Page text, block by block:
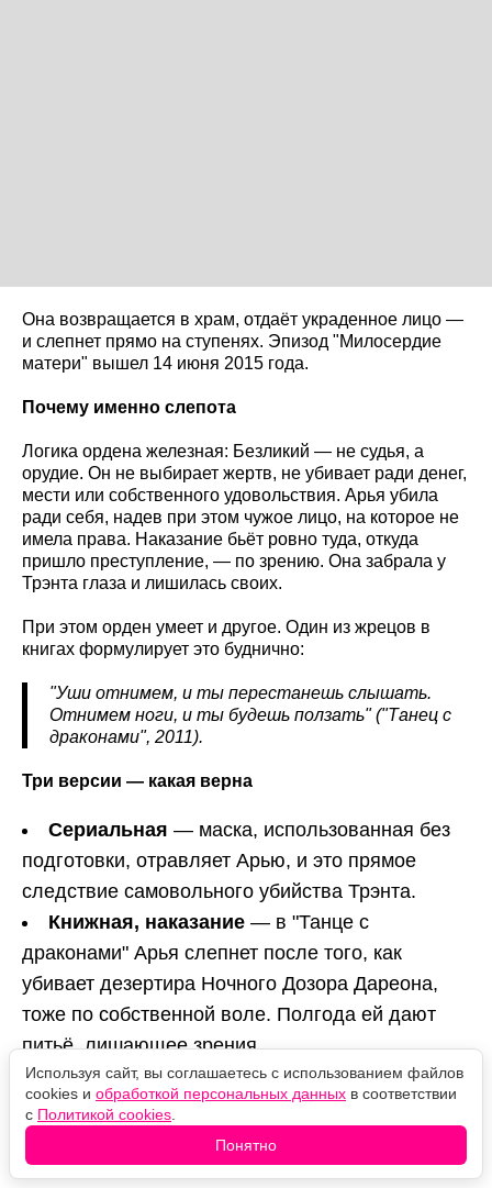
Она возвращается в храм, отдаёт украденное лицо —
и слепнет прямо на ступенях. Эпизод "Милосердие
матери" вышел 14 июня 2015 года.
Почему именно слепота
Логика ордена железная: Безликий — не судья, а
орудие. Он не выбирает жертв, не убивает ради денег,
мести или собственного удовольствия. Арья убила
ради себя, надев при этом чужое лицо, на которое не
имела права. Наказание бьёт ровно туда, откуда
пришло преступление, — по зрению. Она забрала у
Трэнта глаза и лишилась своих.
При этом орден умеет и другое. Один из жрецов в
книгах формулирует это буднично:
"Уши отнимем, и ты перестанешь слышать.
Отнимем ноги, и ты будешь ползать" ("Танец с
драконами", 2011).
Три версии — какая верна
Сериальная — маска, использованная без
подготовки, отравляет Арью, и это прямое
следствие самовольного убийства Трэнта.
Книжная, наказание — в "Танце с
драконами" Арья слепнет после того, как
убивает дезертира Ночного Дозора Дареона,
тоже по собственной воле. Полгода ей дают
питьё, лишающее зрения.
Книжная, испытание— есть и версия, что
слепота обязательна для всех послушников.
Бродяжка объясняет Арье, что на стене у
храмовой лестницы есть незаметные глазу
Используя сайт, вы соглашаетесь с использованием файлов
cookies и обработкой персональных данных в соответствии
с Политикой cookies
Понятно